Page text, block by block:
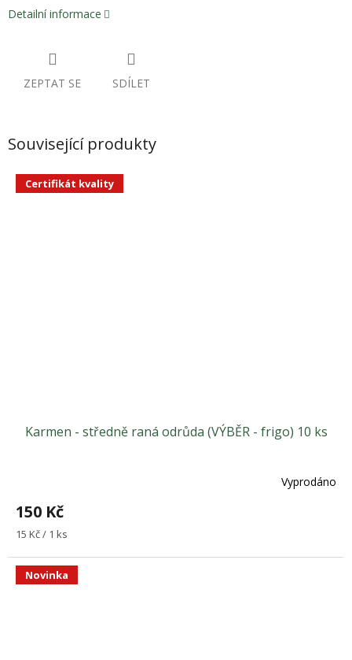
Detailní informace
ZEPTAT SE SDÍLET
Související produkty
Certifikát kvality
Karmen - středně raná odrůda (VÝBĚR - frigo) 10 ks
produktu
je
z
hvězdiček.
Vyprodáno
150 Kč
Měrná
15 Kč / 1 ks
Novinka